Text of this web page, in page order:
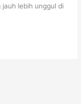
jauh lebih unggul di